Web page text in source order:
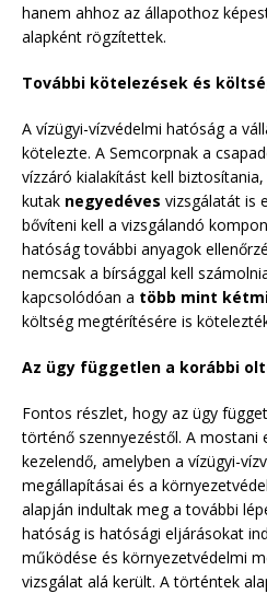
hanem ahhoz az állapothoz
alapként rögzítettek.
További kötelezések és
A vízügyi-vízvédelmi hatóság a
kötelezte. A Semcorpnak a
vízzáró kialakítást kell
kutak negyedéves vizsgálatát is
bővíteni kell a vizsgálandó
hatóság további anyagok
nemcsak a bírsággal kell
kapcsolódóan a több mint
költség megtérítésére is
Az ügy független a korábbi
Fontos részlet, hogy az ügy
történő szennyezéstől. A mostani
kezelendő, amelyben a vízügyi-
megállapításai és a
alapján indultak meg a további
hatóság is hatósági eljárásokat
működése és környezetvédelmi
vizsgálat alá került. A történtek